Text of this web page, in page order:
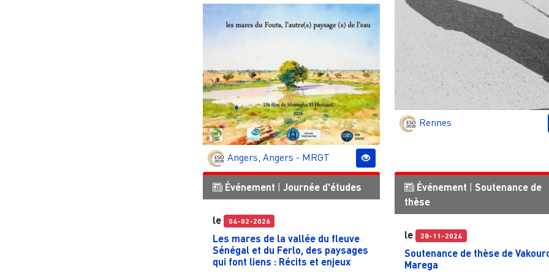
Angers, Angers - MRGT
Rennes
Événement Journée d'études
le 04-02-2026
Les mares de la vallée du fleuve
Sénégal et du Ferlo, des paysages
qui font liens : Récits et enjeux
Événement |Soutenance de
thèse
le 28-11-2024
Soutenance de thèse de
Marega